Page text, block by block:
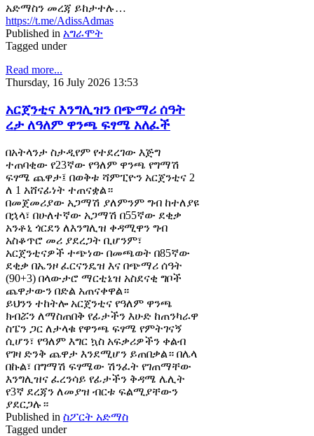
አድማስን መረጃ ይከታተሉ…
https://t.me/AdissAdmas
Published in አግራሞት
Tagged under
Read more...
Thursday, 16 July 2026 13:53
አርጀንቲና እንግሊዝን በጭማሪ ሰዓት
ረታ ለዓለም ዋንጫ ፍፃሜ አለፈች
በአትላንታ ስታዲየም የተደረገው እጅግ
ተጠባቂው የ23ኛው የዓለም ዋንጫ የግማሽ
ፍፃሜ ጨዋታ፤ በወቅቱ ሻምፒዮን አርጀንቲና 2
ለ 1 አሸናፊነት ተጠናቋል።
በመጀመሪያው አጋማሽ ያለምንም ግብ ከተለያዩ
በኋላ፣ በሁለተኛው አጋማሽ በ55ኛው ደቂቃ
አንቶኒ ጎርደን ለእንግሊዝ ቀዳሚዋን ግብ
አስቆጥሮ መሪ ያደረጋት ቢሆንም፣
አርጀንቲናዎች ተጭነው በመጫወት በ85ኛው
ደቂቃ በኤንዞ ፈርናንዴዝ እና በጭማሪ ሰዓት
(90+3) በላውታሮ ማርቲኔዝ አስደናቂ ግቦች
ጨዋታውን በድል አጠናቀዋል።
ይህንን ተከትሎ አርጀንቲና የዓለም ዋንጫ
ክብሯን ለማስጠበቅ የፊታችን እሁድ ከጠንካራዋ
ስፔን ጋር ለታላቁ የዋንጫ ፍፃሜ የምትገናኝ
ሲሆን፣ የዓለም እግር ኳስ አፍቃሪዎችን ቀልብ
የገዛ ድንቅ ጨዋታ እንደሚሆን ይጠበቃል። በሌላ
በኩል፣ በግማሽ ፍፃሜው ሽንፈት የገጠማቸው
እንግሊዝና ፈረንሳይ የፊታችን ቅዳሜ ሌሊት
የ3ኛ ደረጃን ለመያዝ ብርቱ ፍልሚያቸውን
ያደርጋሉ።
Published in ስፖርት አድማስ
Tagged under